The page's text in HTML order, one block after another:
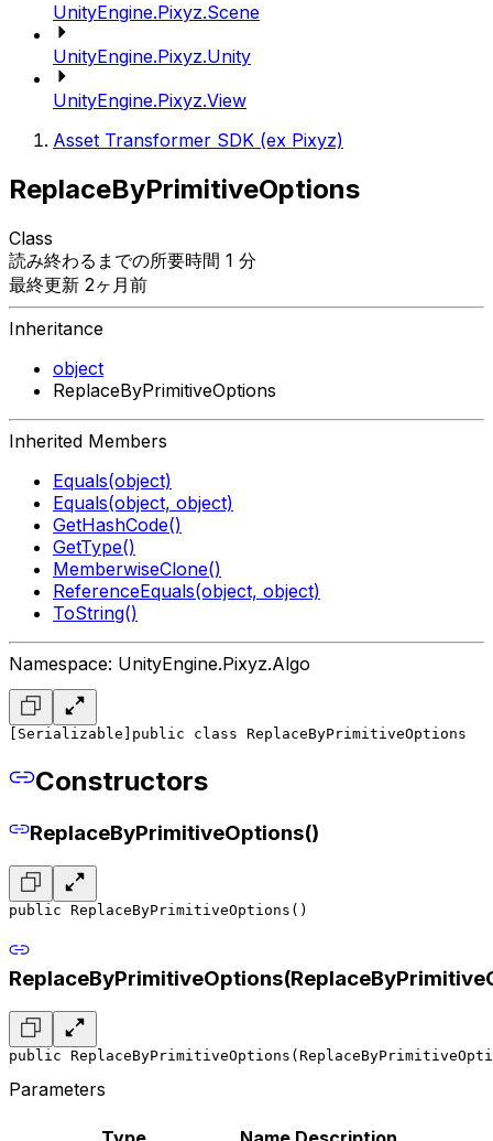
UnityEngine.Pixyz.Scene
UnityEngine.Pixyz.Unity
UnityEngine.Pixyz.View
Asset Transformer SDK (ex Pixyz)
ReplaceByPrimitiveOptions
Class
読み終わるまでの所要時間 1 分
最終更新 2ヶ月前
Inheritance
object
ReplaceByPrimitiveOptions
Inherited Members
Equals(object)
Equals(object, object)
GetHashCode()
GetType()
MemberwiseClone()
ReferenceEquals(object, object)
ToString()
Namespace: UnityEngine.Pixyz.Algo
[Serializable] public class ReplaceByPrimitiveOptions
Constructors
ReplaceByPrimitiveOptions()
public ReplaceByPrimitiveOptions()
public
Parameters